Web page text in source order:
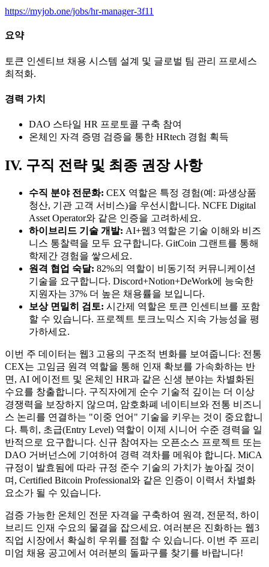
https://myjob.one/jobs/hr-manager-3f11
요약
토큰 인센티브 채용 시스템 설계 및 글로벌 팀 관리 프로세스
최적화.
경력 가치
DAO 스타일 HR 프로토콜 구축 참여
온체인 자격 증명 검증을 통한 HRtech 경험 획득
IV. 구직 전략 및 최종 권장 사항
수직 분야 전문화: CEX 역할은 특정 경험(예: 파생상품
청산, 기관 고객 서비스)을 우선시합니다. NCFE Digital
Asset Operator와 같은 인증을 고려하세요.
하이브리드 기술 개발: AI+웹3 역할은 기술 이해와 비즈
니스 통찰력을 모두 요구합니다. GitCoin 그랜트를 통해
학제간 경험을 쌓으세요.
원격 협업 숙달: 82%의 역할이 비동기적 커뮤니케이션
기술을 요구합니다. Discord+Notion+DeWork에 능숙한
지원자는 37% 더 높은 채용률을 보입니다.
보상 면밀히 검토: 시간제 역할은 토큰 인센티브를 포함
할 수 있습니다. 프로젝트 토크노믹스 지속 가능성을 평
가하세요.
이번 주 데이터는 웹3 고용의 구조적 변화를 보여줍니다: 전통
CEX는 고임금 원격 역할을 통해 인재 확보를 가속화하는 반
면, AI 에이전트 및 온체인 HR과 같은 신생 분야는 차별화된
수요를 창출합니다. 구직자에게 순수 기술적 깊이는 더 이상
경쟁력을 보장하지 않으며, 암호화폐 네이티브와 전통 비즈니
스 논리를 연결하는 "이중 언어" 기술을 키우는 것이 중요합니
다. 특히, 초급(Entry Level) 역할이 이제 시니어 수준 경력을 일
반적으로 요구합니다. 신규 참여자는 오픈소스 프로젝트 또는
DAO 거버넌스에 기여하여 경력 격차를 메워야 합니다. MiCA
규정이 발효됨에 따라 규정 준수 기술의 가치가 높아질 것이
며, Certified Bitcoin Professional와 같은 인증이 이력서 차별화
요소가 될 수 있습니다.
검증 가능한 온체인 전문 자격을 구축하여 원격, 전문적, 하이
브리드 인재 수요의 물결을 잡으세요. 여러분은 진화하는 웹3
직업 시장에서 확실히 우위를 점할 수 있습니다. 이번 주 프리
미엄 채용 공고에서 여러분의 돌파구를 찾기를 바랍니다!